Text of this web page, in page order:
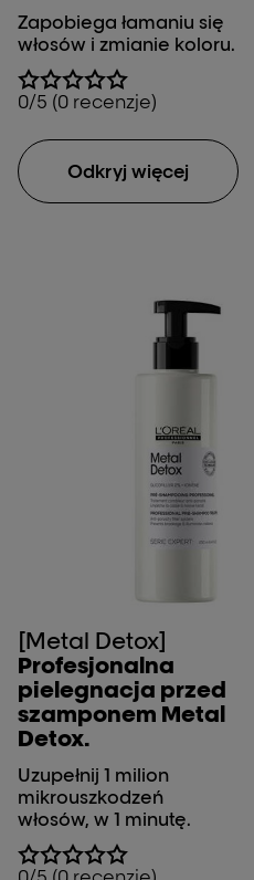
Zapobiega łamaniu się
włosów i zmianie koloru.
0/5 (0 recenzje)
Odkryj więcej
[Metal Detox]
Profesjonalna
pielegnacja przed
szamponem Metal
Detox.
Uzupełnij 1 milion
mikrouszkodzeń
włosów, w 1 minutę.